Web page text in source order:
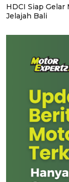
HDCI Siap Gelar
Jelajah Bali